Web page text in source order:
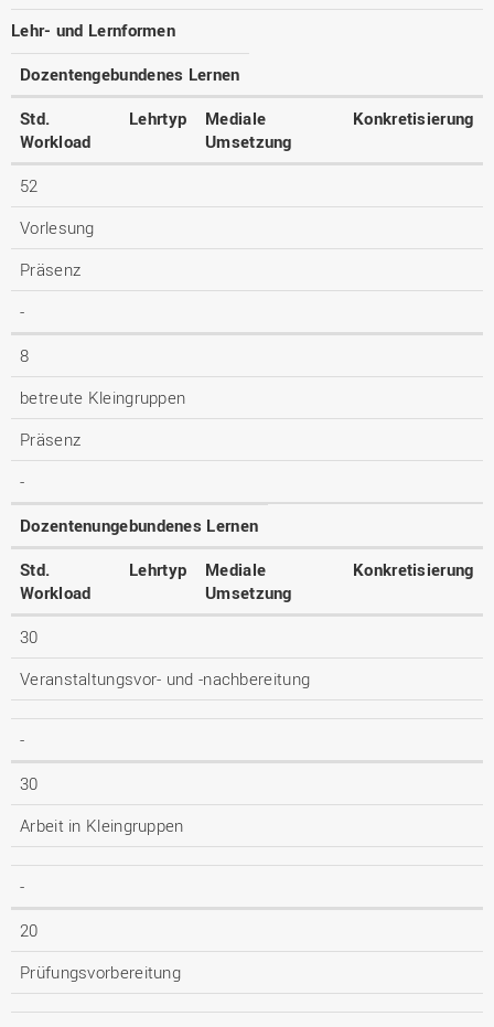
Lehr- und Lernformen
Dozentengebundenes Lernen
Std.
Workload
Lehrtyp
Mediale
Umsetzung
Konkretisierung
52
Vorlesung
Präsenz
-
8
betreute Kleingruppen
Präsenz
-
Dozentenungebundenes Lernen
Std.
Workload
Lehrtyp
Mediale
Umsetzung
Konkretisierung
30
Veranstaltungsvor- und -nachbereitung
-
30
Arbeit in Kleingruppen
-
20
Prüfungsvorbereitung